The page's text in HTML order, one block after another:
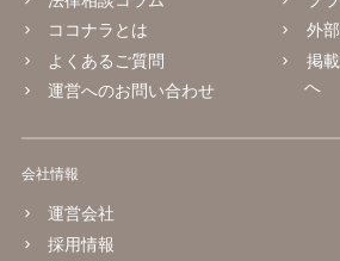
ココナラとは
よくあるご質問
運営へのお問い合わせ
外
掲
へ
会社情報
運営会社
採用情報